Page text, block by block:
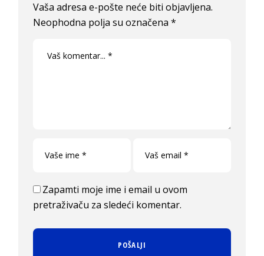
Vaša adresa e-pošte neće biti objavljena.
Neophodna polja su označena*
Zapamti moje ime i email u ovom
pretraživaču za sledeći komentar.